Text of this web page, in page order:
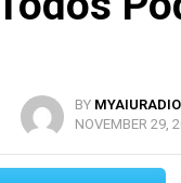
BY MYAIURADIO
NOVEMBER 29,